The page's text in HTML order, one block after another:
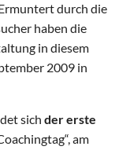
durch die
haben die
in diesem
2009 in
sichder erste
am